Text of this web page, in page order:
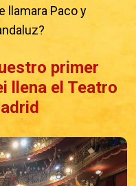
llamara Paco y
primer
llena el Teatro